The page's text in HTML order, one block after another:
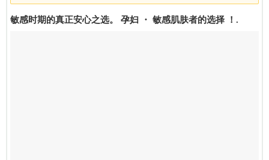
敏感时期的真正安心之选。 孕妇 ・ 敏感肌肤者的选择 ！.